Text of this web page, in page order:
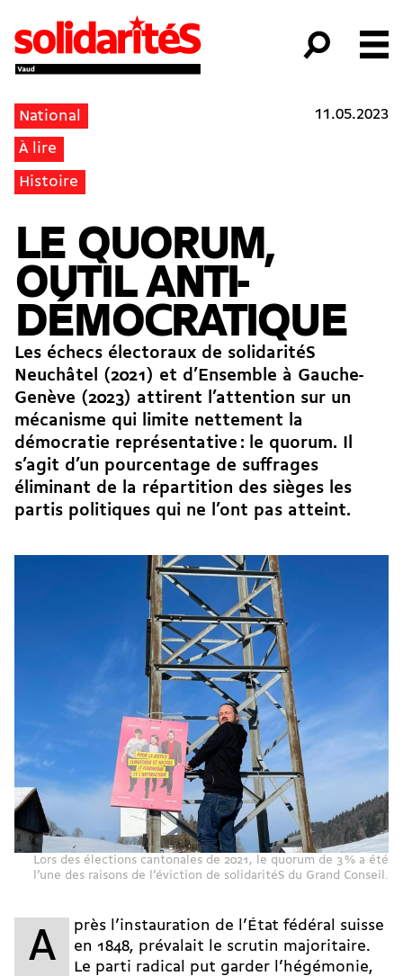
National
À lire
Histoire
11.05.2023
LE QUORUM,
OUTIL ANTI-
DÉMOCRATIQUE
Les échecs électoraux de solidaritéS
Neuchâtel (2021) et d’Ensemble à Gauche-
Genève (2023) attirent l’attention sur un
mécanisme qui limite nettement la
démocratie représentative : le quorum. Il
s’agit d’un pourcentage de suffrages
éliminant de la répartition des sièges les
partis politiques qui ne l’ont pas atteint.
Lors des élections cantonales de 2021, le quorum de 3 % a été
l’une des raisons de l’éviction de solidaritéS du Grand Conseil.
A
près l’instauration de l’État fédéral suisse
en 1848, prévalait le scrutin majoritaire.
Le parti radical put garder l’hégémonie,